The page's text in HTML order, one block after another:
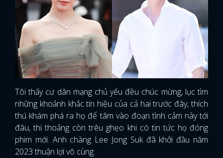
Tôi thấy cư dân mạng chủ yếu đều chúc mừng, lục tìm
những khoảnh khắc tín hiệu của cả hai trước đây, thích
thú khám phá ra họ để tâm vào đoạn tình cảm này tới
đâu, thi thoảng còn trêu ghẹo khi có tin tức họ đóng
phim mới. Anh chàng Lee Jong Suk đã khởi đầu năm
2023 thuận lợi vô cùng.